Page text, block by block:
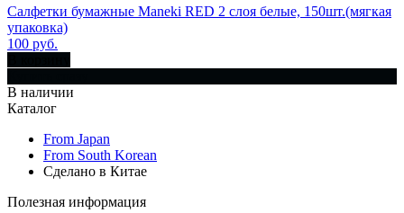
Салфетки бумажные Maneki RED 2 слоя белые, 150шт.(мягкая
упаковка)
100 руб.
В наличии
Каталог
From Japan
From South Korean
Сделано в Китае
Полезная информация